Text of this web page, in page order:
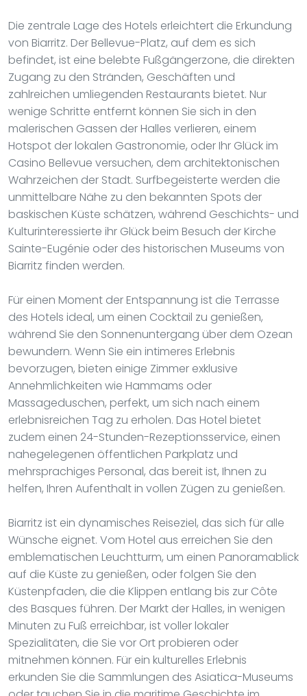
Die zentrale Lage des Hotels erleichtert die Erkundung
von Biarritz. Der Bellevue-Platz, auf dem es sich
befindet, ist eine belebte Fußgängerzone, die direkten
Zugang zu den Stränden, Geschäften und
zahlreichen umliegenden Restaurants bietet. Nur
wenige Schritte entfernt können Sie sich in den
malerischen Gassen der Halles verlieren, einem
Hotspot der lokalen Gastronomie, oder Ihr Glück im
Casino Bellevue versuchen, dem architektonischen
Wahrzeichen der Stadt. Surfbegeisterte werden die
unmittelbare Nähe zu den bekannten Spots der
baskischen Küste schätzen, während Geschichts- und
Kulturinteressierte ihr Glück beim Besuch der Kirche
Sainte-Eugénie oder des historischen Museums von
Biarritz finden werden.
Für einen Moment der Entspannung ist die Terrasse
des Hotels ideal, um einen Cocktail zu genießen,
während Sie den Sonnenuntergang über dem Ozean
bewundern. Wenn Sie ein intimeres Erlebnis
bevorzugen, bieten einige Zimmer exklusive
Annehmlichkeiten wie Hammams oder
Massageduschen, perfekt, um sich nach einem
erlebnisreichen Tag zu erholen. Das Hotel bietet
zudem einen 24-Stunden-Rezeptionsservice, einen
nahegelegenen öffentlichen Parkplatz und
mehrsprachiges Personal, das bereit ist, Ihnen zu
helfen, Ihren Aufenthalt in vollen Zügen zu genießen.
Biarritz ist ein dynamisches Reiseziel, das sich für alle
Wünsche eignet. Vom Hotel aus erreichen Sie den
emblematischen Leuchtturm, um einen Panoramablick
auf die Küste zu genießen, oder folgen Sie den
Küstenpfaden, die die Klippen entlang bis zur Côte
des Basques führen. Der Markt der Halles, in wenigen
Minuten zu Fuß erreichbar, ist voller lokaler
Spezialitäten, die Sie vor Ort probieren oder
mitnehmen können. Für ein kulturelles Erlebnis
erkunden Sie die Sammlungen des Asiatica-Museums